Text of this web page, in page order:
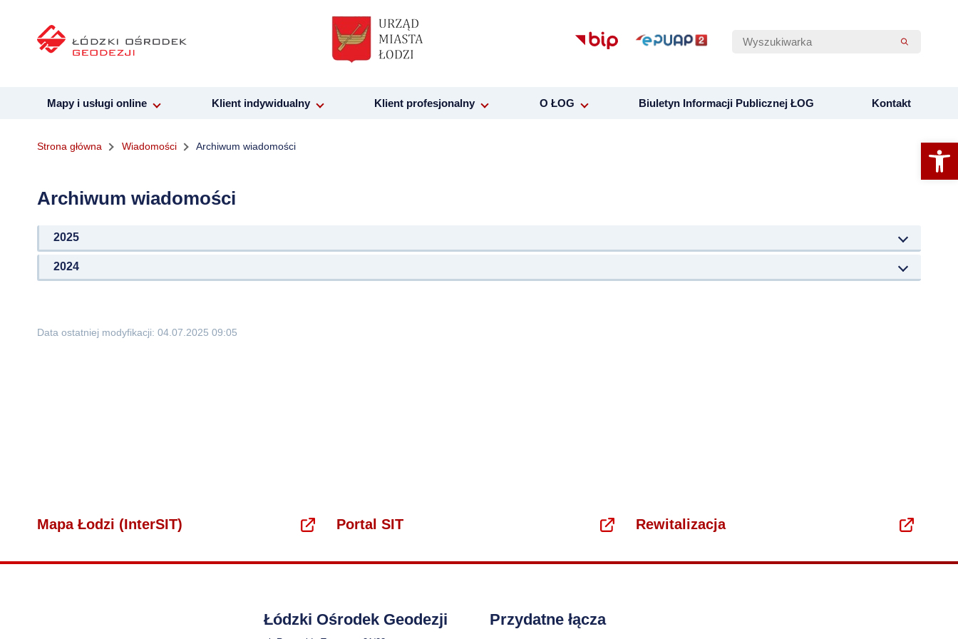
Mapy i usługi online Klient indywidualny Klient profesjonalny O ŁOG Biuletyn Informacji Publicznej ŁOG Kontakt
Strona główna Wiadomości Archiwum wiadomości
Archiwum wiadomości
2025
2024
Data ostatniej modyfikacji: 04.07.2025 09:05
Mapa Łodzi (InterSIT) Portal SIT Rewitalizacja
Łódzki Ośrodek Geodezji Przydatne łącza